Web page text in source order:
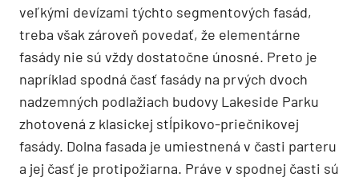
veľkými devízami týchto segmentových fasád,
treba však zároveň povedať, že elementárne
fasády nie sú vždy dostatočne únosné. Preto je
napríklad spodná časť fasády na prvých dvoch
nadzemných podlažiach budovy Lakeside Parku
zhotovená z klasickej stĺpikovo-priečnikovej
fasády. Dolna fasada je umiestnená v časti parteru
a jej časť je protipožiarna. Práve v spodnej časti sú